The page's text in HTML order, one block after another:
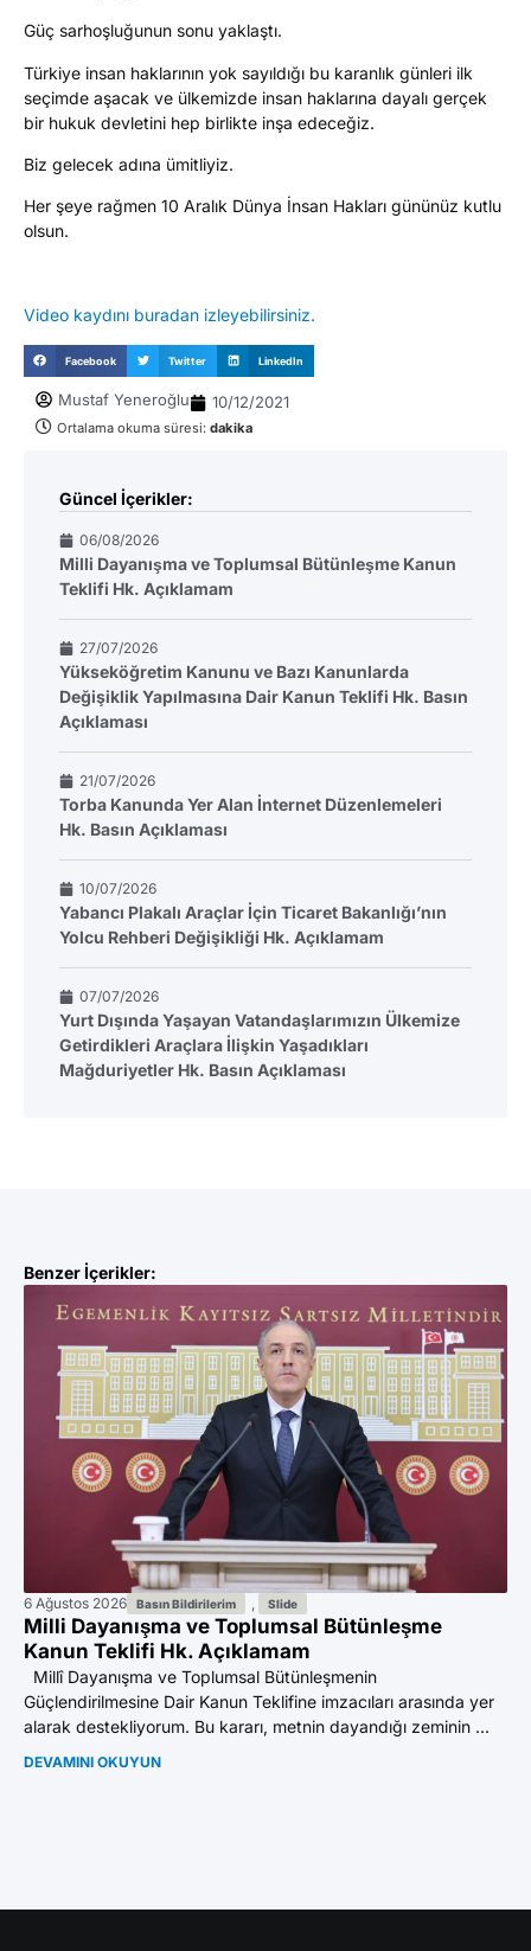
Güç sarhoşluğunun sonu yaklaştı.
Türkiye insan haklarının yok sayıldığı bu karanlık günleri ilk
seçimde aşacak ve ülkemizde insan haklarına dayalı gerçek
bir hukuk devletini hep birlikte inşa edeceğiz.
Biz gelecek adına ümitliyiz.
Her şeye rağmen 10 Aralık Dünya İnsan Hakları gününüz kutlu
olsun.
Video kaydını buradan izleyebilirsiniz.
Facebook Twitter LinkedIn
Mustaf Yeneroğlu 10/12/2021
Ortalama okuma süresi: dakika
Güncel İçerikler:
06/08/2026
Milli Dayanışma ve Toplumsal Bütünleşme Kanun
Teklifi Hk. Açıklamam
27/07/2026
Yükseköğretim Kanunu ve Bazı Kanunlarda
Değişiklik Yapılmasına Dair Kanun Teklifi Hk. Basın
Açıklaması
21/07/2026
Torba Kanunda Yer Alan İnternet Düzenlemeleri
Hk. Basın Açıklaması
10/07/2026
Yabancı Plakalı Araçlar İçin Ticaret Bakanlığı’nın
Yolcu Rehberi Değişikliği Hk. Açıklamam
07/07/2026
Yurt Dışında Yaşayan Vatandaşlarımızın Ülkemize
Getirdikleri Araçlara İlişkin Yaşadıkları
Mağduriyetler Hk. Basın Açıklaması
Benzer İçerikler:
6 Ağustos 2026 Basın Bildirilerim , Slide
Milli Dayanışma ve Toplumsal Bütünleşme
Kanun Teklifi Hk. Açıklamam
Millî Dayanışma ve Toplumsal Bütünleşmenin
Güçlendirilmesine Dair Kanun Teklifine imzacıları arasında yer
alarak destekliyorum. Bu kararı, metnin dayandığı zeminin ...
DEVAMINI OKUYUN